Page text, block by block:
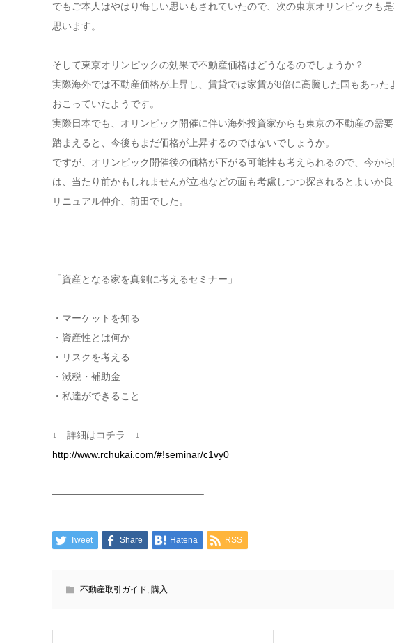
でもご本人はやはり悔しい思いもされていたので、次の東京オリンピックも
思います。
そして東京オリンピックの効果で不動産価格はどうなるのでしょうか？
実際海外では不動産価格が上昇し、賃貸では家賃が8倍に高騰した国もあった
おこっていたようです。
実際日本でも、オリンピック開催に伴い海外投資家からも東京の不動産の需
踏まえると、今後もまだ価格が上昇するのではないでしょうか。
ですが、オリンピック開催後の価格が下がる可能性も考えられるので、今か
は、当たり前かもしれませんが立地などの面も考慮しつつ探されるとよいか良
リニュアル仲介、前田でした。
———————————————–
「資産となる家を真剣に考えるセミナー」
・マーケットを知る
・資産性とは何か
・リスクを考える
・減税・補助金
・私達ができること
↓ 詳細はコチラ ↓
http://www.rchukai.com/#!seminar/c1vy0
———————————————–
Tweet Share Hatena RSS
不動産取引ガイド, 購入